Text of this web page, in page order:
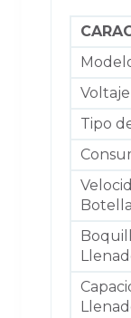
Voltaje
Tipo